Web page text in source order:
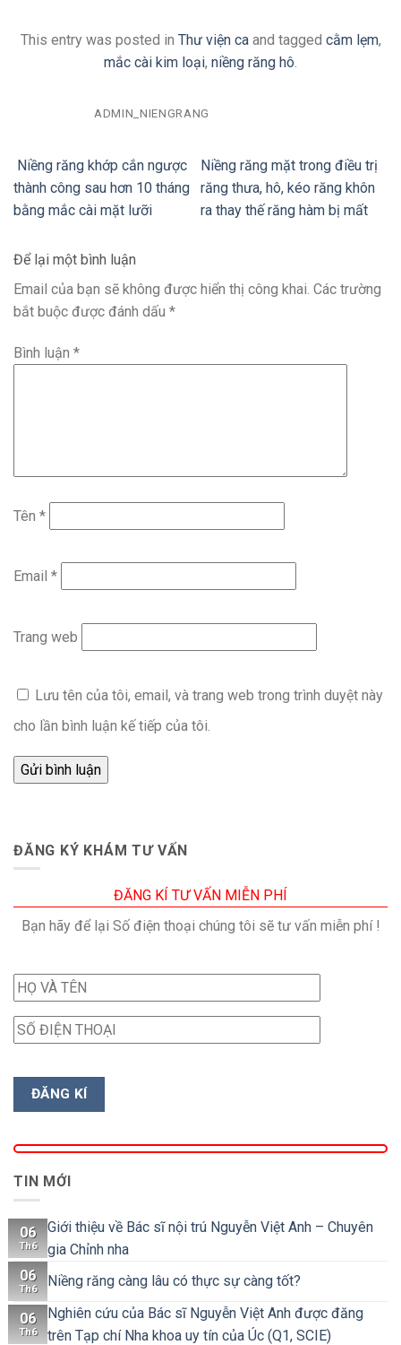
This entry was posted in Thư viện caand tagged cằm lẹm,
mắc cài kim loại, niềng răng hô.
ADMIN_NIENGRANG
Niềng răng khớp cắn ngược
thành công sau hơn 10 tháng
bằng mắc cài mặt lưỡi
Niềng răng mặt trong điều trị
răng thưa, hô, kéo răng khôn
ra thay thế răng hàm bị mất
Để lại một bình luận
Email của bạn sẽ không được hiển thị công khai. Các trường
bắt buộc được đánh dấu *
Bình luận *
Tên *
Email *
Trang web
Lưu tên của tôi, email, và trang web trong trình duyệt này
cho lần bình luận kế tiếp của tôi.
ĐĂNG KÝ KHÁM TƯ VẤN
ĐĂNG KÍ TƯ VẤN MIỄN PHÍ
Bạn hãy để lại Số điện thoại chúng tôi sẽ tư vấn miễn phí !
TIN MỚI
06
Th6
Giới thiệu về Bác sĩ nội trú Nguyễn Việt Anh – Chuyên
gia Chỉnh nha
06
Th6 Niềng răng càng lâu có thực sự càng tốt?
06
Th6
Nghiên cứu của Bác sĩ Nguyễn Việt Anh được đăng
trên Tạp chí Nha khoa uy tín của Úc (Q1, SCIE)